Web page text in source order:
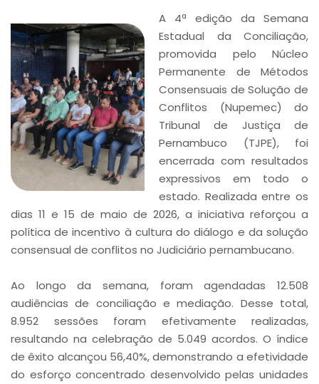
A 4ª edição da Semana
Estadual da Conciliação,
promovida pelo Núcleo
Permanente de Métodos
Consensuais de Solução de
Conflitos (Nupemec) do
Tribunal de Justiça de
Pernambuco (TJPE), foi
encerrada com resultados
expressivos em todo o
estado. Realizada entre os
dias 11 e 15 de maio de 2026, a iniciativa reforçou a
política de incentivo à cultura do diálogo e da solução
consensual de conflitos no Judiciário pernambucano.
Ao longo da semana, foram agendadas 12.508
audiências de conciliação e mediação. Desse total,
8.952 sessões foram efetivamente realizadas,
resultando na celebração de 5.049 acordos. O índice
de êxito alcançou 56,40%, demonstrando a efetividade
do esforço concentrado desenvolvido pelas unidades